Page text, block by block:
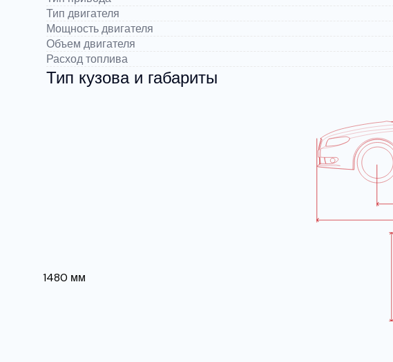
Тип двигателя
Мощность двигателя
Объем двигателя
Расход топлива
Тип кузова и габариты
1480 мм